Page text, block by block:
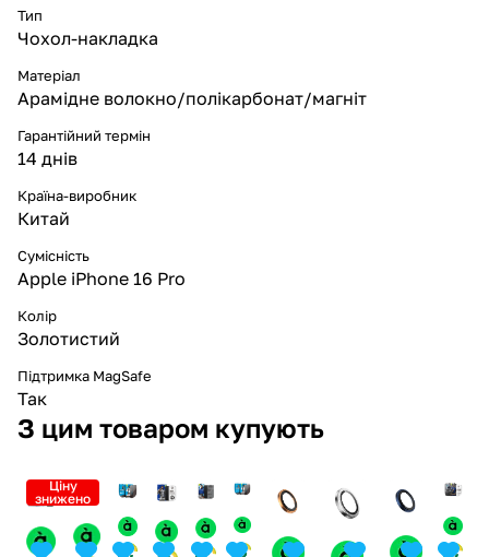
Тип
Чохол-накладка
Матеріал
Арамідне волокно/полікарбонат/магніт
Гарантійний термін
14 днів
Країна-виробник
Китай
Сумісність
Apple iPhone 16 Pro
Колір
Золотистий
Підтримка MagSafe
Так
З цим товаром купують
Ціну
знижено